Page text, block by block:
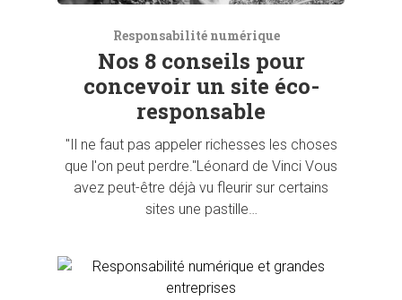
Responsabilité numérique
Nos 8 conseils pour
concevoir un site éco-
responsable
"Il ne faut pas appeler richesses les choses
que l'on peut perdre."Léonard de Vinci Vous
avez peut-être déjà vu fleurir sur certains
sites une pastille…